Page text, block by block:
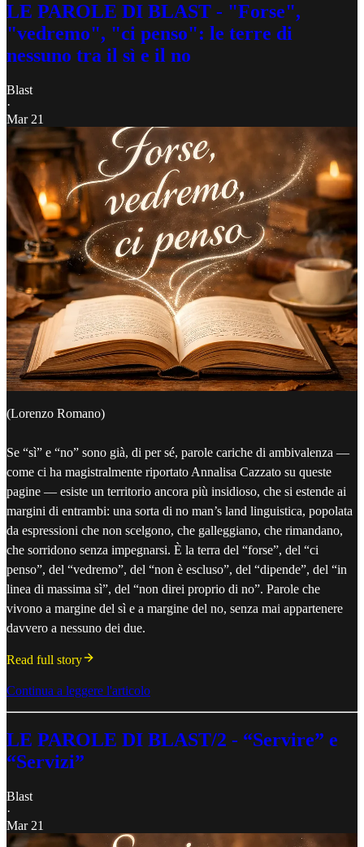
LE PAROLE DI BLAST - "Forse",
"vedremo", "ci penso": le terre di
nessuno tra il sì e il no
Blast
·
Mar 21
(Lorenzo Romano)
Se “sì” e “no” sono già, di per sé, parole cariche di ambivalenza —
come ci ha magistralmente riportato Annalisa Cazzato su queste
pagine — esiste un territorio ancora più insidioso, che si estende ai
margini di entrambi: una sorta di no man’s land linguistica, popolata
da espressioni che non scelgono, che galleggiano, che rimandano,
che sorridono senza impegnarsi. È la terra del “forse”, del “ci
penso”, del “vedremo”, del “non è escluso”, del “dipende”, del “in
linea di massima sì”, del “non direi proprio di no”. Parole che
vivono a margine del sì e a margine del no, senza mai appartenere
davvero a nessuno dei due.
Read full story
Continua a leggere l'articolo
LE PAROLE DI BLAST/2 - “Servire” e
“Servizi”
Blast
·
Mar 21